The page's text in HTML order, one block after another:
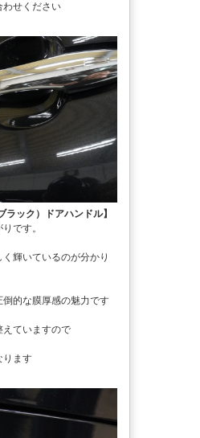
わせください
ック）ドアハンドル】
です。
輝いているのが分かり
的な膜厚感の魅力です
えていますので
ります